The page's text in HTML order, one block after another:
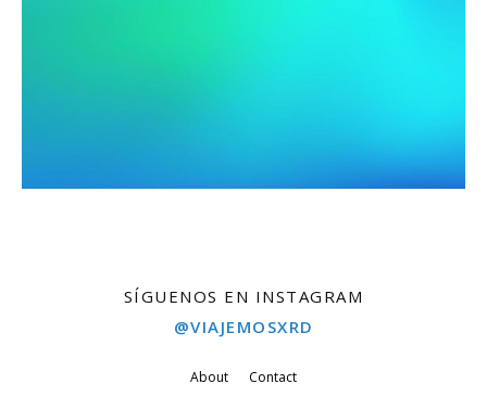
SÍGUENOS EN INSTAGRAM
@VIAJEMOSXRD
About Contact